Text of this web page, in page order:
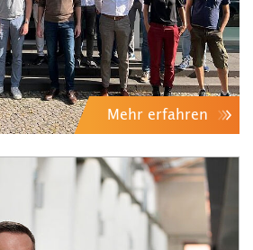
Mehr erfahren